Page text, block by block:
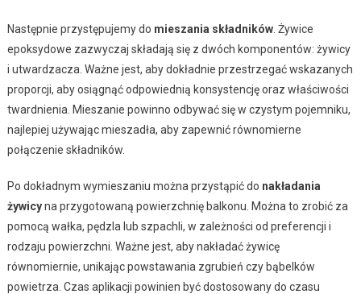
Następnie przystępujemy do mieszania składników. Żywice
epoksydowe zazwyczaj składają się z dwóch komponentów: żywicy
i utwardzacza. Ważne jest, aby dokładnie przestrzegać wskazanych
proporcji, aby osiągnąć odpowiednią konsystencję oraz właściwości
twardnienia. Mieszanie powinno odbywać się w czystym pojemniku,
najlepiej używając mieszadła, aby zapewnić równomierne
połączenie składników.
Po dokładnym wymieszaniu można przystąpić do nakładania
żywicyna przygotowaną powierzchnię balkonu. Można to zrobić za
pomocą wałka, pędzla lub szpachli, w zależności od preferencji i
rodzaju powierzchni. Ważne jest, aby nakładać żywicę
równomiernie, unikając powstawania zgrubień czy bąbelków
powietrza. Czas aplikacji powinien być dostosowany do czasu